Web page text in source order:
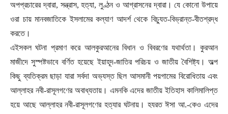
অপপ্রচারের দ্বারা, সন্ত্রাস,হত্যা,লুণ্ঠন ও আগ্রাসনের দ্বারা। যে কোনো উপায়ে
ওরা চায় মানবজাতিকে ইসলামের কল্যাণ আদর্শ থেকে বিচ্যুত-বিভ্রান্ত-বীতশ্রদ্ধ
করতে।
এইসকল ঘটনা প্রমাণ করে আলকুরআনের বিধান ও বিবরণের যথার্থতা। কুরআন
মাজীদে সুস্পষ্টভাবে বর্ণিত হয়েছে ইয়াহূদ-জাতির পরিচয় ও জাতীয় বৈশিষ্ট্য। অল্প
কিছু ব্যতিক্রম ছাড়া যারা সর্বদা অভ্যস্ত ছিল আসমানী পয়গামের বিরোধিতায় এবং
আল্লাহর নবী-রাসূলগণের অবাধ্যতায়। এমনকি এদের জাতীয় ইতিহাস কালিমালিপ্ত
হয়ে আছে আল্লাহর নবী-রাসূলগণের হত্যার ঘটনায়। হযরত ঈসা আ.-কেও এদের